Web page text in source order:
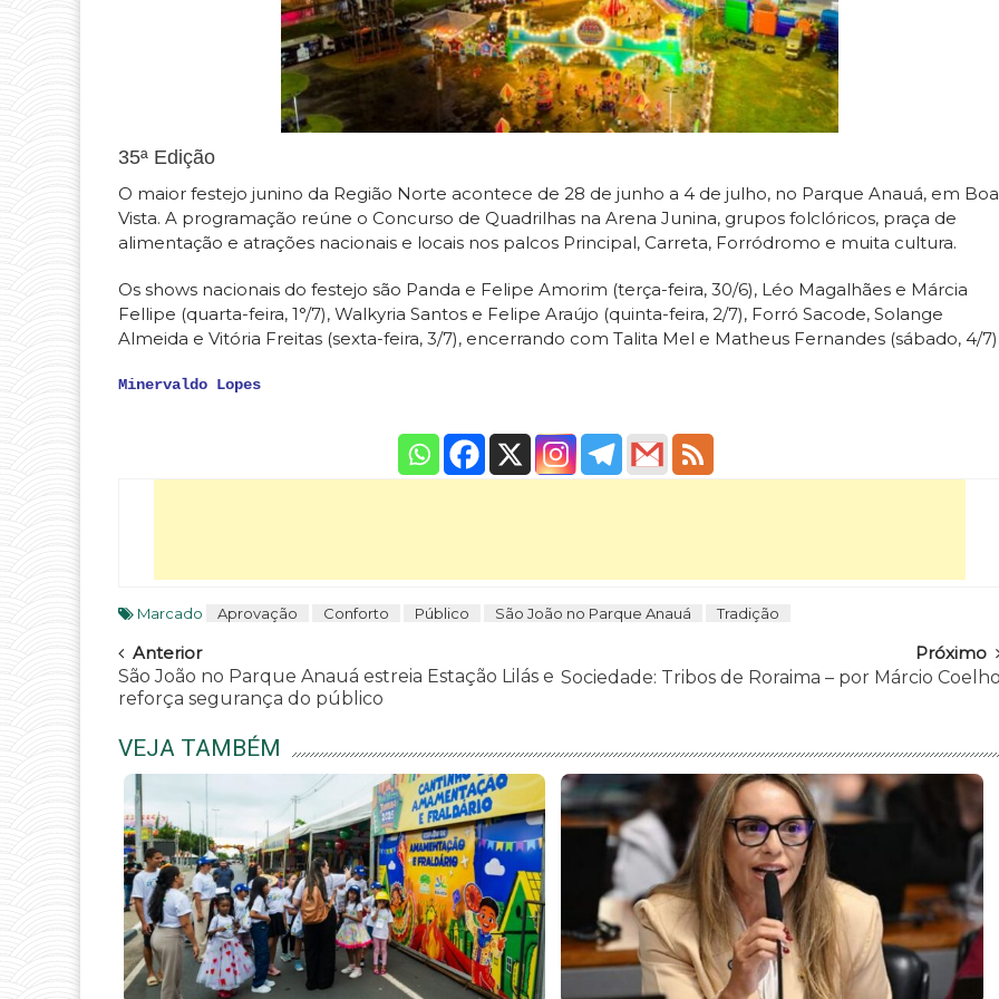
35ª Edição
O maior festejo junino da Região Norte acontece de 28 de junho a 4 de julho, no Parque Anauá, em Boa
Vista. A programação reúne o Concurso de Quadrilhas na Arena Junina, grupos folclóricos, praça de
alimentação e atrações nacionais e locais nos palcos Principal, Carreta, Forródromo e muita cultura.
Os shows nacionais do festejo são Panda e Felipe Amorim (terça-feira, 30/6), Léo Magalhães e Márcia
Fellipe (quarta-feira, 1°/7), Walkyria Santos e Felipe Araújo (quinta-feira, 2/7), Forró Sacode, Solange
Almeida e Vitória Freitas (sexta-feira, 3/7), encerrando com Talita Mel e Matheus Fernandes (sábado, 4/
Minervaldo Lopes
Marcado Aprovação Conforto Público São João no Parque Anauá Tradição
Navegar
Anterior
São João no Parque Anauá estreia Estação Lilás e
reforça segurança do público
Próximo
Sociedade: Tribos de Roraima – por Márcio
VEJA TAMBÉM